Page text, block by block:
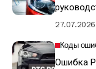
27.07.2026
Коды
Ошибка